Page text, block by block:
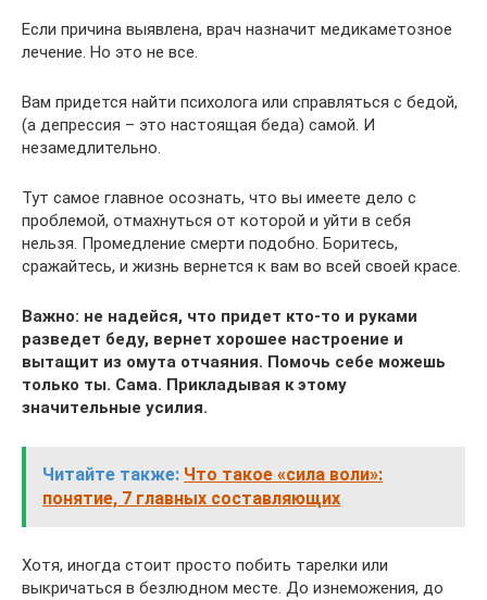
Если причина выявлена, врач назначит медикаметозное
лечение. Но это не все.
Вам придется найти психолога или справляться с бедой,
(а депрессия – это настоящая беда) самой. И
незамедлительно.
Тут самое главное осознать, что вы имеете дело с
проблемой, отмахнуться от которой и уйти в себя
нельзя. Промедление смерти подобно. Боритесь,
сражайтесь, и жизнь вернется к вам во всей своей красе.
Важно: не надейся, что придет кто-то и руками
разведет беду, вернет хорошее настроение и
вытащит из омута отчаяния. Помочь себе можешь
только ты. Сама. Прикладывая к этому
значительные усилия.
Читайте также: Что такое «сила воли»:
понятие, 7 главных составляющих
Хотя, иногда стоит просто побить тарелки или
выкричаться в безлюдном месте. До изнеможения, до